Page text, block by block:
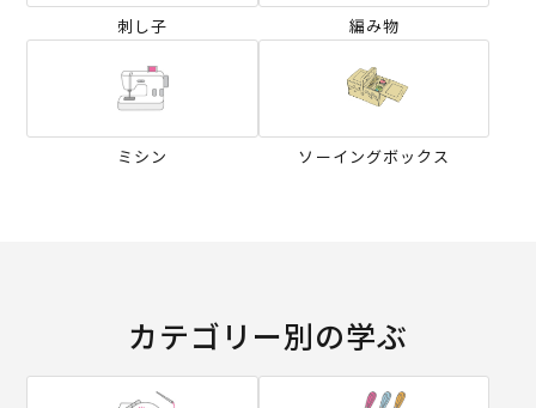
刺し子 編み物
ミシン ソーイングボックス
カテゴリー別の学ぶ